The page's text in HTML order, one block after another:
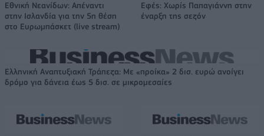
Εθνική Νεανίδων: Απέναντι
στην Ισλανδία για την 5η θέση
στο Ευρωμπάσκετ (live stream)
Εφές: Χωρίς Παπαγιάννη στην
έναρξη της σεζόν
Ελληνική Αναπτυξιακή Τράπεζα: Με «προίκα» 2 δισ. ευρώ ανοίγει
δρόμο για δάνεια έως 5 δισ. σε μικρομεσαίες